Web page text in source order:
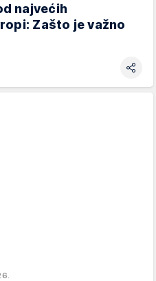
najvećih
Zašto je važno